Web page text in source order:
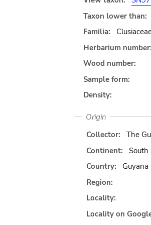
Taxon lower than:
Familia:
Herbarium number:
Wood number:
Sample form:
Density:
Origin
Collector:
The
Continent:
South
Country:
Guyana
Region:
Locality:
Locality on